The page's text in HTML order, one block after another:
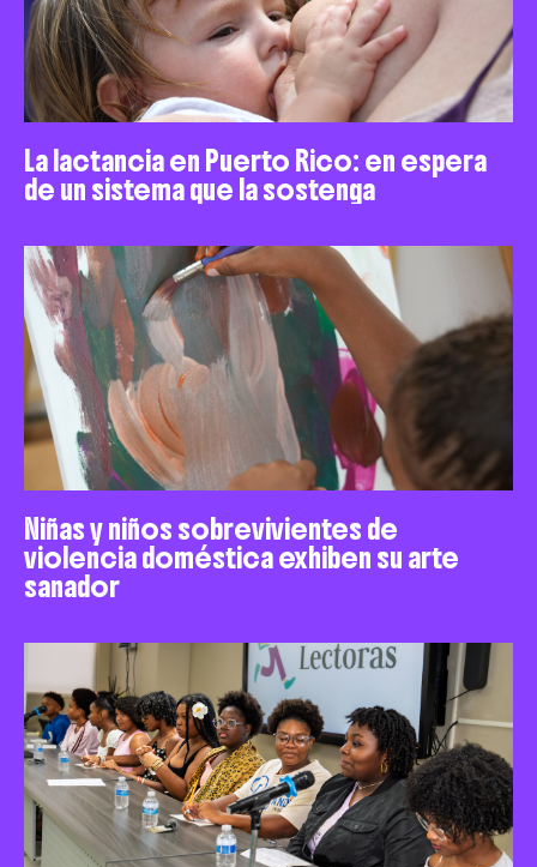
La lactancia en Puerto Rico: en espera
de un sistema que la sostenga
Niñas y niños sobrevivientes de
violencia doméstica exhiben su arte
sanador